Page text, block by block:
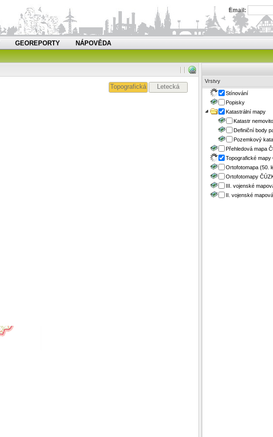
Email:
GEOREPORTY
NÁPOVĚDA
Topografická Letecká
Vrstvy
Stínování
Popisky
Katastrální mapy
Katastr
Definiční body
Pozemkový
Přehledová mapa
Topografické mapy
Ortofotomapa (50.
Ortofotomapy
III. vojenské
II. vojenské